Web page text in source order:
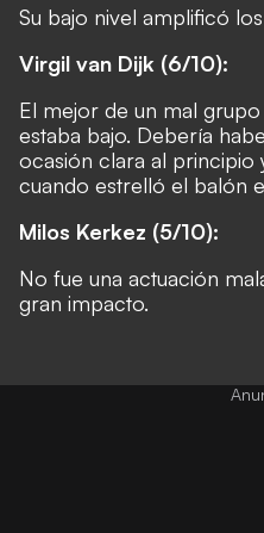
Su bajo nivel amplificó
Virgil van Dijk (6/10):
El mejor de un mal
estaba bajo. Debería
ocasión clara al principio
cuando estrelló el balón
Milos Kerkez (5/10):
No fue una actuación
gran impacto.